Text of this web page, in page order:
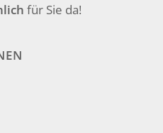
für Sie da!